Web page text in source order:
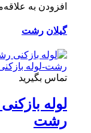
افزودن به
گیلان رشت
تماس بگیرید
لوله
رشت